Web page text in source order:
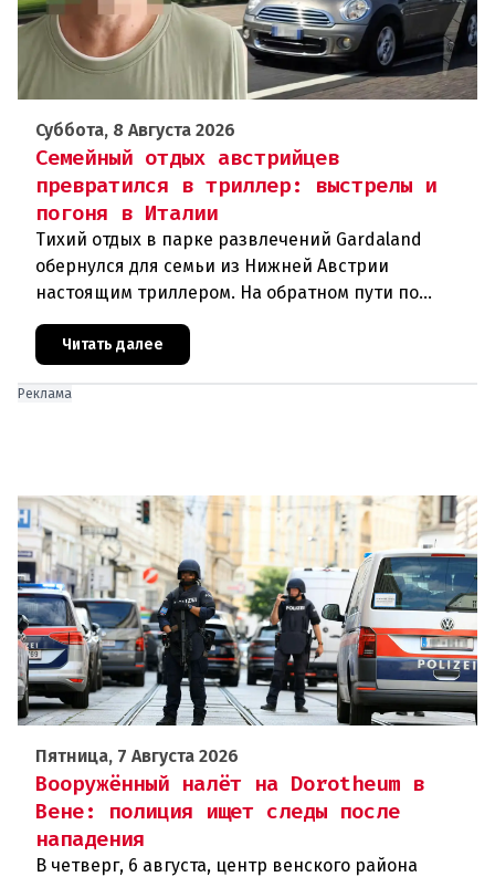
Суббота, 8 Августа 2026
Семейный отдых австрийцев
превратился в триллер: выстрелы и
погоня в Италии
Тихий отдых в парке развлечений Gardaland
обернулся для семьи из Нижней Австрии
настоящим триллером. На обратном пути по
автостраде между Вероной и Венецией их машина
подверглась обстрелу, за которым
Читать далее
Реклама
Пятница, 7 Августа 2026
Вооружённый налёт на Dorotheum в
Вене: полиция ищет следы после
нападения
В четверг, 6 августа, центр венского района